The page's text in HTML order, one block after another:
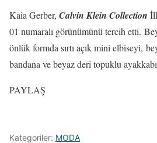
Kaia Gerber, Calvin Klein Collection
01 numaralı görünümünü tercih etti.
önlük formda sırtı açık mini elbiseyi,
bandana ve beyaz deri topuklu
PAYLAŞ
Kategoriler: MODA